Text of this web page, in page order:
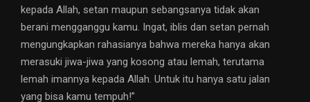
kepada Allah, setan maupun sebangsanya tidak akan
berani mengganggu kamu. Ingat, iblis dan setan pernah
mengungkapkan rahasianya bahwa mereka hanya akan
merasuki jiwa-jiwa yang kosong atau lemah, terutama
lemah imannya kepada Allah. Untuk itu hanya satu jalan
yang bisa kamu tempuh!”